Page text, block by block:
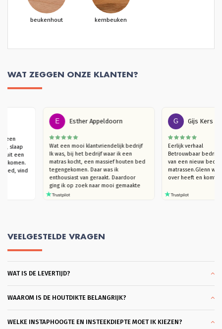
beukenhout kernbeuken
WAT ZEGGEN ONZE KLANTEN?
hier een
slaap
Vanuit een
gekomen.
het bed, vind
E Esther Appeldoorn
Wat een mooi klantvriendelijk bedrijf
Ik was, bij het bedrijf waar ik een
matras kocht, een massief houten bed
tegengekomen. Daar was ik
enthousiast van geraakt. Daardoor
ging ik op zoek naar mooi gemaakte
houten bedden (die niet kraken). Ik
te ervaren. Ik trof een heel plezierige
verkoper Glenn die, hoera, je echt de
totdat je helemaal achter je keuze kan
heel mooi bed Bergen. Bodems ook
gebracht konden worden omdat ik al
een matras had. Wat ben ik hier blij
G Gijs
Eerlijk verhaal
Betrouwbaar
van een nieuw
over heeft en
VEELGESTELDE VRAGEN
WAT IS DE LEVERTIJD?
WAAROM IS DE HOUTDIKTE BELANGRIJK?
WELKE INSTAPHOOGTE EN INSTEEKDIEPTE MOET IK KIEZEN?